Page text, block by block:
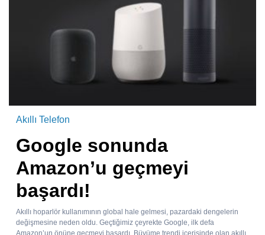
Akıllı Telefon
Google sonunda
Amazon’u geçmeyi
başardı!
Akıllı hoparlör kullanımının global hale gelmesi, pazardaki dengelerin
değişmesine neden oldu. Geçtiğimiz çeyrekte Google, ilk defa
Amazon’un önüne geçmeyi başardı. Büyüme trendi içerisinde olan akıllı